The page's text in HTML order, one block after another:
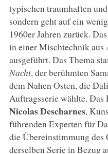
typischen traumhaften
sondern geht auf ein
1960er Jahren zurück.
in einer Mischtechnik
ausgeführt. Das Thema
Nacht, der berühmten
dem Nahen Osten, die
Auftragsserie wählte.
Nicolas Descharnes,
führenden Experten für
die Übereinstimmung des
derselben Serie in Bezug